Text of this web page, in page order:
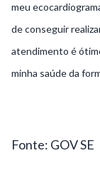
meu
de conseguir
atendimento é
minha saúde da
Fonte: GOV SE